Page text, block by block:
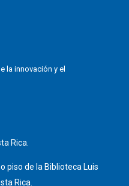
la innovación y el
Rica.
piso de la Biblioteca Luis
Rica.